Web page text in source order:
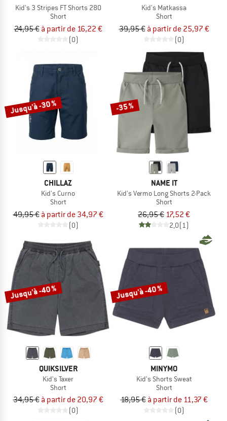
Kid's 3 Stripes FT Shorts 280
Short
24,95 € à partir de 16,22 €
(0)
Kid's Matkassa
Short
39,95 € à partir de 25,97 €
(0)
Jusqu'à -30 %
CHILLAZ
Kid's Curno
Short
49,95 € à partir de 34,97 €
(0)
-35 %
NAME IT
Kid's Vermo Long Shorts 2-Pack
Short
26,95 € 17,52 €
2,0(1)
Jusqu'à -40 %
QUIKSILVER
Kid's Taxer
Short
34,95 € à partir de 20,97 €
(0)
Jusqu'à -40 %
MINYMO
Kid's Shorts Sweat
Short
18,95 € à partir de 11,37 €
(0)